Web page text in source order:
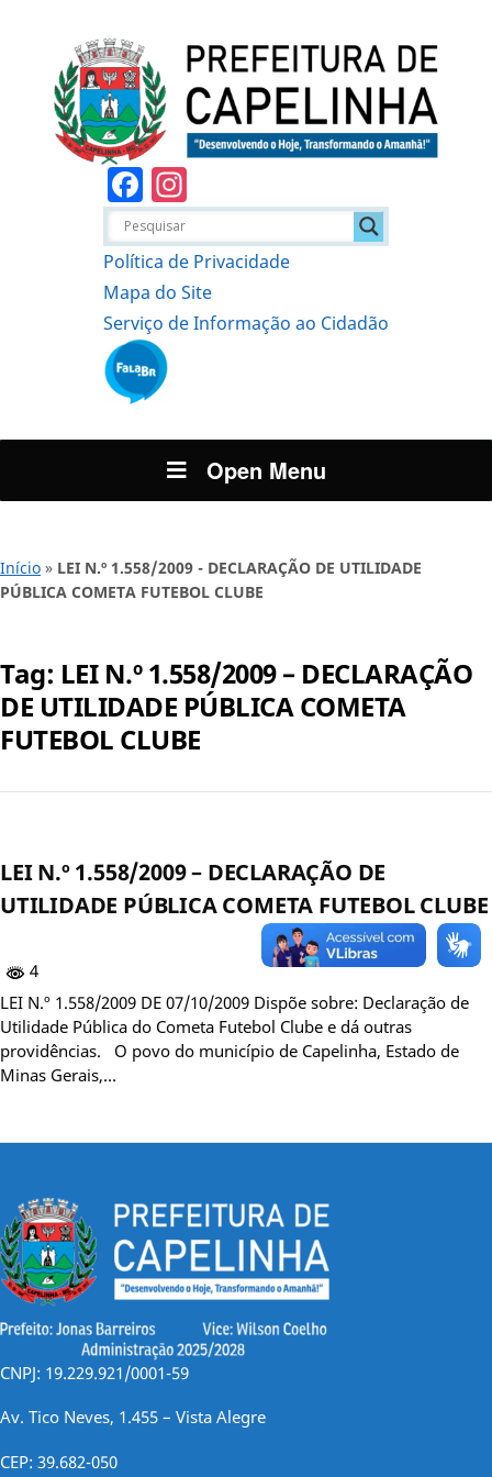
Facebook
Política de Privacidade
Mapa do Site
Serviço de Informação ao Cidadão
Open Menu
Início » LEI N.º 1.558/2009 - DECLARAÇÃO DE UTILIDADE
PÚBLICA COMETA FUTEBOL CLUBE
Tag: LEI N.º 1.558/2009 – DECLARAÇÃO
DE UTILIDADE PÚBLICA COMETA
FUTEBOL CLUBE
LEI N.º 1.558/2009 – DECLARAÇÃO DE
UTILIDADE PÚBLICA COMETA FUTEBOL CLUBE
4
LEI N.º 1.558/2009 DE 07/10/2009 Dispõe sobre: Declaração de
Utilidade Pública do Cometa Futebol Clube e dá outras
providências. O povo do município de Capelinha, Estado de
Minas Gerais,…
CNPJ: 19.229.921/0001-59
Av. Tico Neves, 1.455 – Vista Alegre
CEP: 39.682-050